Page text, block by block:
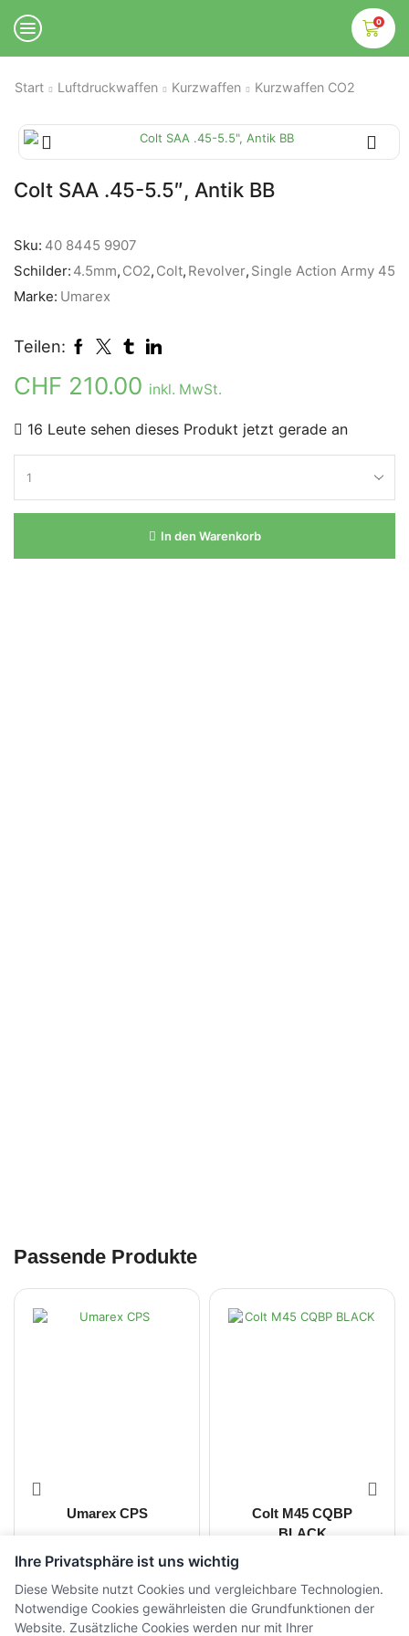
0
Start Luftdruckwaffen Kurzwaffen Kurzwaffen CO2
Colt SAA .45-5.5″, Antik BB
Sku: 40 8445 9907
Schilder: 4.5mm, CO2, Colt, Revolver, Single Action Army 45
Marke: Umarex
Teilen:
CHF 210.00 inkl. MwSt.
16 Leute sehen dieses Produkt jetzt gerade an
In den Warenkorb
Passende Produkte
Umarex CPS
Colt M45 CQBP
BLACK
Ihre Privatsphäre ist uns wichtig
Diese Website nutzt Cookies und vergleichbare Technologien.
Notwendige Cookies gewährleisten die Grundfunktionen der
Website. Zusätzliche Cookies werden nur mit Ihrer